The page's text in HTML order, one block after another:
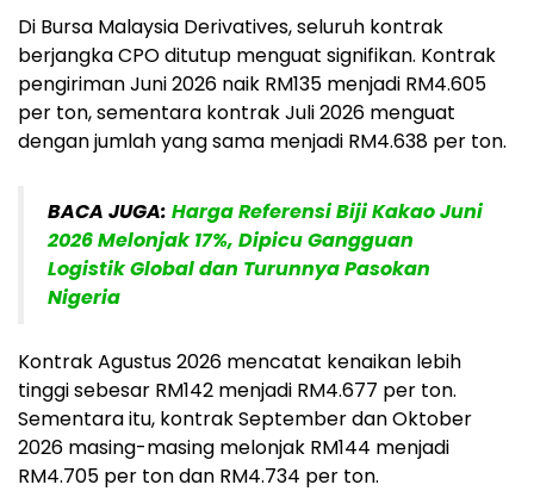
Di Bursa Malaysia Derivatives, seluruh kontrak
berjangka CPO ditutup menguat signifikan. Kontrak
pengiriman Juni 2026 naik RM135 menjadi RM4.605
per ton, sementara kontrak Juli 2026 menguat
dengan jumlah yang sama menjadi RM4.638 per ton.
BACA JUGA: Harga Referensi Biji Kakao Juni
2026 Melonjak 17%, Dipicu Gangguan
Logistik Global dan Turunnya Pasokan
Nigeria
Kontrak Agustus 2026 mencatat kenaikan lebih
tinggi sebesar RM142 menjadi RM4.677 per ton.
Sementara itu, kontrak September dan Oktober
2026 masing-masing melonjak RM144 menjadi
RM4.705 per ton dan RM4.734 per ton.